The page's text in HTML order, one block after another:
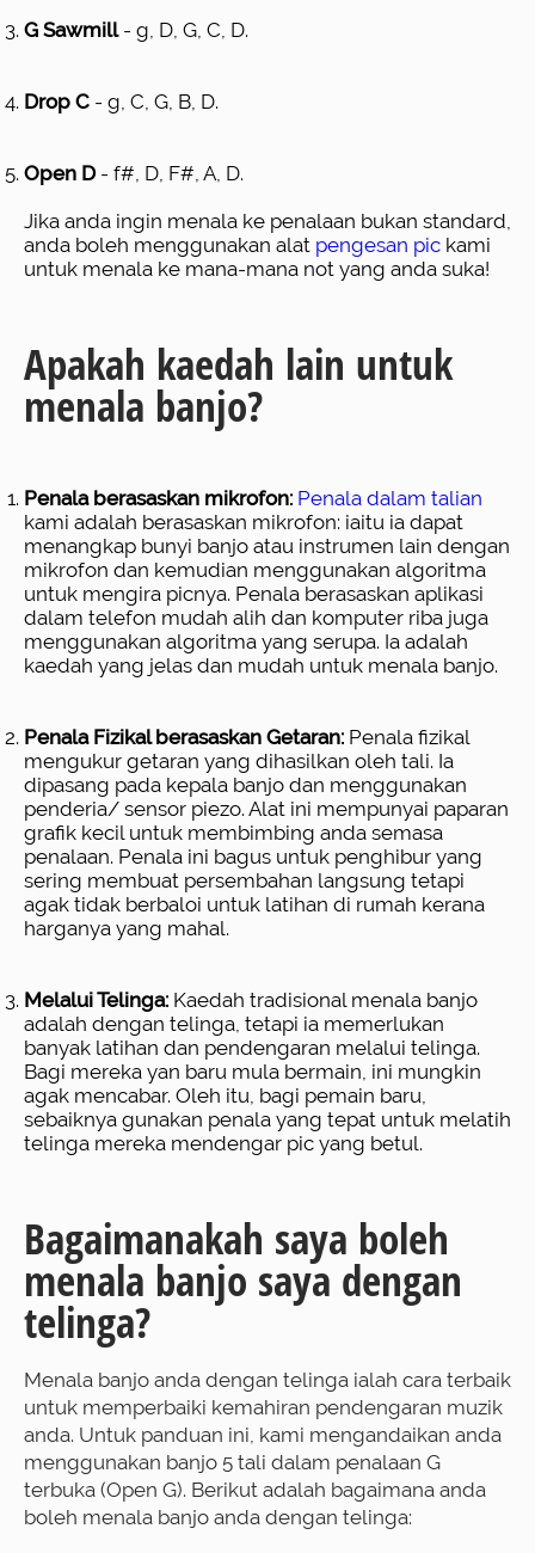
G Sawmill- g, D, G, C, D.
Drop C - g, C, G, B, D.
Open D- f#, D, F#, A, D.
Jika anda ingin menala ke penalaan bukan standard,
anda boleh menggunakan alat pengesan pic kami
untuk menala ke mana-mana not yang anda suka!
Apakah kaedah lain untuk
menala banjo?
Penala berasaskan mikrofon: Penala dalam talian
kami adalah berasaskan mikrofon: iaitu ia dapat
menangkap bunyi banjo atau instrumen lain dengan
mikrofon dan kemudian menggunakan algoritma
untuk mengira picnya. Penala berasaskan aplikasi
dalam telefon mudah alih dan komputer riba juga
menggunakan algoritma yang serupa. Ia adalah
kaedah yang jelas dan mudah untuk menala banjo.
Penala Fizikal berasaskan Getaran: Penala fizikal
mengukur getaran yang dihasilkan oleh tali. Ia
dipasang pada kepala banjo dan menggunakan
penderia/ sensor piezo. Alat ini mempunyai paparan
grafik kecil untuk membimbing anda semasa
penalaan. Penala ini bagus untuk penghibur yang
sering membuat persembahan langsung tetapi
agak tidak berbaloi untuk latihan di rumah kerana
harganya yang mahal.
Melalui Telinga: Kaedah tradisional menala banjo
adalah dengan telinga, tetapi ia memerlukan
banyak latihan dan pendengaran melalui telinga.
Bagi mereka yan baru mula bermain, ini mungkin
agak mencabar. Oleh itu, bagi pemain baru,
sebaiknya gunakan penala yang tepat untuk melatih
telinga mereka mendengar pic yang betul.
Bagaimanakah saya boleh
menala banjo saya dengan
telinga?
Menala banjo anda dengan telinga ialah cara terbaik
untuk memperbaiki kemahiran pendengaran muzik
anda. Untuk panduan ini, kami mengandaikan anda
menggunakan banjo 5 tali dalam penalaan G
terbuka (Open G). Berikut adalah bagaimana anda
boleh menala banjo anda dengan telinga: